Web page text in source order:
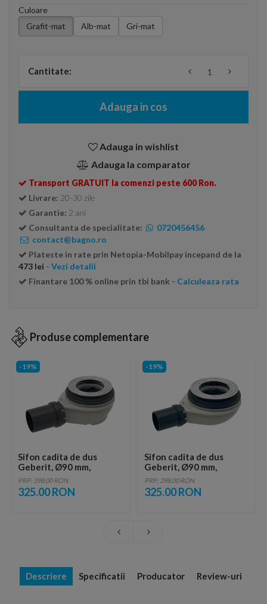
Culoare
Grafit-mat
Alb-mat Gri-mat
Cantitate:
Adauga in cos
Adauga in wishlist
Adauga la comparator
Transport GRATUIT la comenzi peste 600 Ron.
Livrare: 20-30 zile
Garantie: 2 ani
Consultanta de specialitate:
0720456456
contact@bagno.ro
Plateste in rate prin Netopia-Mobilpay incepand de la
473 lei - Vezi detalii
Finantare 100 % online prin tbi bank - Calculeaza rata
Produse complementare
-19%
Sifon cadita de dus
Geberit, Ø90 mm,
inaltimea garzii
hidraulice 50 mm
PRP: 398.00 RON
325.00 RON
-19%
Sifon cadita de dus
Geberit, Ø90 mm,
inaltimea garzii
hidraulice 30 mm
PRP: 398.00 RON
325.00 RON
Descriere Specificatii Producator Review-uri